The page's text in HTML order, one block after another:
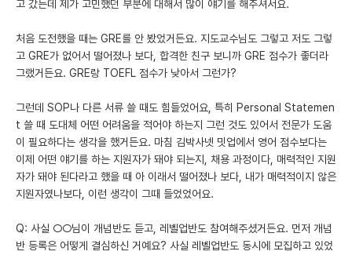
고 갔는데 제가 고민했던 부분에 대해서 많이 얘기를 해주셔서요.
처음 도전했을 때는 GRE를 안 봤었거든요. 지도교수님도 그렇고 저도 그렇
고 GRE가 없어서 떨어졌나 보다, 합격한 친구 보니까 GRE 점수가 좋더라
그랬거든요. GRE랑 TOEFL 점수가 낮아서 그런가?
그런데 SOP나 다른 서류 쓸 때도 힘들었어요, 특히 Personal Statemen
t 쓸 때 도대체 어떤 어려움을 적어야 하는지 그런 것도 있어서 전문가 도움
이 필요하다는 생각을 했거든요. 마침 김박사넷 밋업에서 영어 점수보다는
이제 어떤 얘기를 하는 지원자가 돼야 되는지, 채용 과정이다, 매력적인 지원
자가 돼야 된다라고 했을 때 아 이래서 떨어졌나 보다, 내가 매력적이지 않은
지원자였나보다, 이런 생각이 그때 들었었어요.
Q: 사실 ○○님이 개념반도 듣고, 레벨업반도 참여해주셨거든요. 먼저 개념
반 등록은 어떻게 결심하신 거예요? 사실 레벨업반도 동시에 모집하고 있었